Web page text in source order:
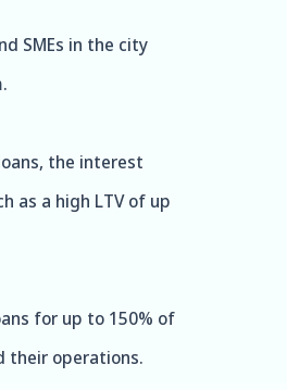
SMEs in the city
the interest
as a high LTV of up
for up to 150% of
their operations.